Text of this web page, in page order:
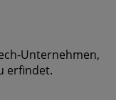
Unternehmen,
erfindet.